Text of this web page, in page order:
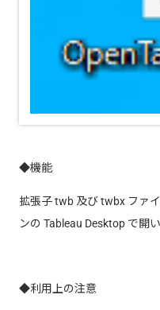
◆機能
拡張子 twb 及び twbx ファ
ンの Tableau Desktop で開
◆利用上の注意